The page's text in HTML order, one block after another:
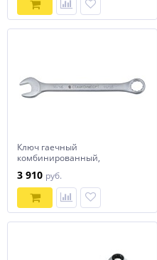
Ключ гаечный
комбинированный,
СТАНКОИМПОРТ
3 910 руб.